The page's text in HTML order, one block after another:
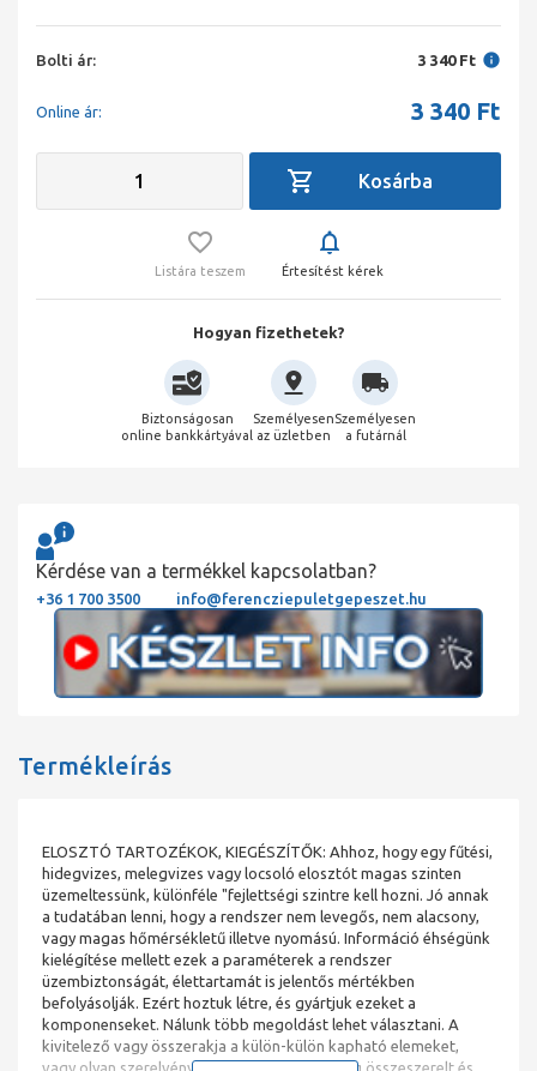
Bolti ár: 3 340 Ft
Online ár: 3 340 Ft
Listára teszem Értesítést kérek
Hogyan fizethetek?
Biztonságosan
online bankkártyával
Személyesen
az üzletben
Személyesen
a futárnál
Kérdése van a termékkel kapcsolatban?
+36 1 700 3500 info@ferencziepuletgepeszet.hu
Termékleírás
ELOSZTÓ TARTOZÉKOK, KIEGÉSZÍTŐK: Ahhoz, hogy egy fűtési,
hidegvizes, melegvizes vagy locsoló elosztót magas szinten
üzemeltessünk, különféle "fejlettségi szintre kell hozni. Jó annak
a tudatában lenni, hogy a rendszer nem levegős, nem alacsony,
vagy magas hőmérsékletű illetve nyomású. Információ éhségünk
kielégítése mellett ezek a paraméterek a rendszer
üzembiztonságát, élettartamát is jelentős mértékben
befolyásolják. Ezért hoztuk létre, és gyártjuk ezeket a
komponenseket. Nálunk több megoldást lehet választani. A
kivitelező vagy összerakja a külön-külön kapható elemeket,
vagy olyan szerelvényt választ, amely gyárilag összeszerelt és